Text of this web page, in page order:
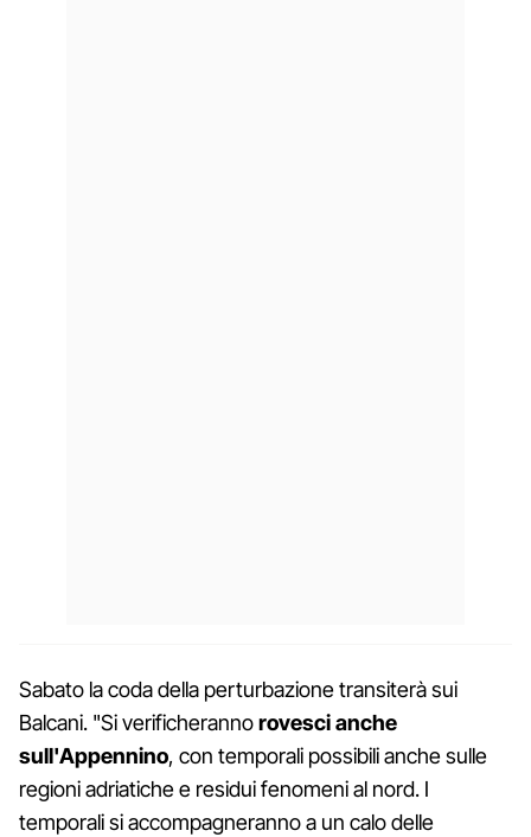
Sabato la coda della perturbazione transiterà sui
Balcani. "Si verificherannorovesci anche
sull'Appennino, con temporali possibili anche sulle
regioni adriatiche e residui fenomeni al nord. I
temporali si accompagneranno a un calo delle